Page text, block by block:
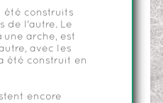
été construits
de l'autre. Le
une arche, est
avec les
été construit en
encore